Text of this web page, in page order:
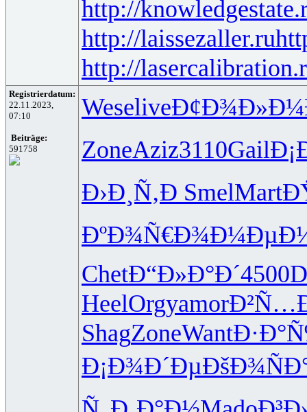
http://
http://laissezaller.ru
http://
Registrierdatum:
22.11.2023,
07:10
Beiträge:
591758
WeseliveÐ¢Ð¾Ð»Ð¼
ZoneAziz3110Gail
Ð›Ð¸Ñ‚Ð SmelMart
ÐºÐ¾Ñ€Ð¾
ChetÐ“Ð»Ð°Ð´4500
HeelOrgyamor
ShagZoneWant
Ð¡Ð¾Ð´Ðµ